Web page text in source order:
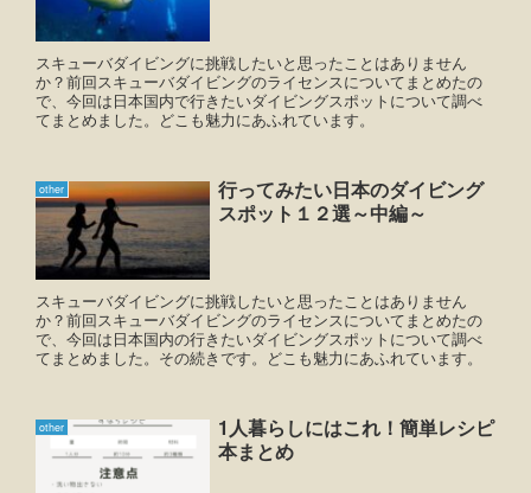
スキューバダイビングに挑戦したいと思ったことはありません
か？前回スキューバダイビングのライセンスについてまとめたの
で、今回は日本国内で行きたいダイビングスポットについて調べ
てまとめました。どこも魅力にあふれています。
other
行ってみたい日本のダイビング
スポット１２選～中編～
スキューバダイビングに挑戦したいと思ったことはありません
か？前回スキューバダイビングのライセンスについてまとめたの
で、今回は日本国内の行きたいダイビングスポットについて調べ
てまとめました。その続きです。どこも魅力にあふれています。
other
1人暮らしにはこれ！簡単レシピ
本まとめ